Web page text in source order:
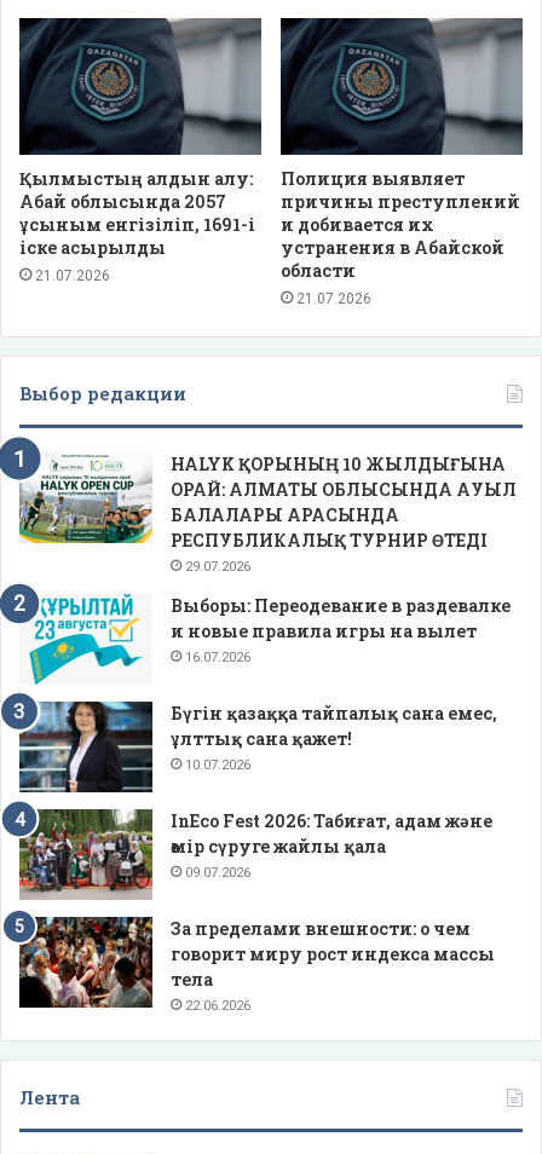
Қылмыстың алдын алу:
Абай облысында 2057
ұсыным енгізіліп, 1691-і
іске асырылды
21.07.2026
Полиция выявляет
причины преступлений
и добивается их
устранения в Абайской
области
21.07.2026
Выбор редакции
HALYK ҚОРЫНЫҢ 10 ЖЫЛДЫҒЫНА
ОРАЙ: АЛМАТЫ ОБЛЫСЫНДА АУЫЛ
БАЛАЛАРЫ АРАСЫНДА
РЕСПУБЛИКАЛЫҚ ТУРНИР ӨТЕДІ
29.07.2026
Выборы: Переодевание в раздевалке
и новые правила игры на вылет
16.07.2026
Бүгін қазаққа тайпалық сана емес,
ұлттық сана қажет!
10.07.2026
InEco Fest 2026: Табиғат, адам және
өмір сүруге жайлы қала
09.07.2026
За пределами внешности: о чем
говорит миру рост индекса массы
тела
22.06.2026
Лента